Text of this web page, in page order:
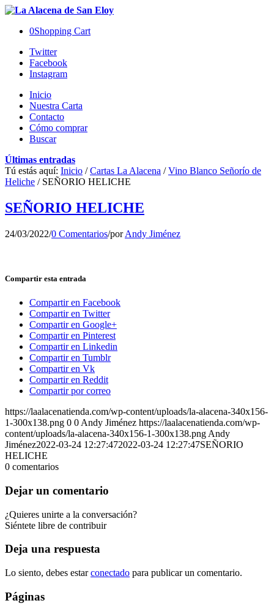
0Shopping Cart
Twitter
Facebook
Instagram
Inicio
Nuestra Carta
Contacto
Cómo comprar
Buscar
Últimas entradas
Tú estás aquí: Inicio / Cartas La Alacena / Vino Blanco Señorío de
Heliche / SEÑORIO HELICHE
SEÑORIO HELICHE
24/03/2022/0 Comentarios/porAndy Jiménez
Compartir esta entrada
Compartir en Facebook
Compartir en Twitter
Compartir en Google+
Compartir en Pinterest
Compartir en Linkedin
Compartir en Tumblr
Compartir en Vk
Compartir en Reddit
Compartir por correo
https://laalacenatienda.com/wp-content/uploads/la-alacena-340x156-
1-300x138.png 0 0 Andy Jiménez https://laalacenatienda.com/wp-
content/uploads/la-alacena-340x156-1-300x138.png Andy
Jiménez2022-03-24 12:27:472022-03-24 12:27:47SEÑORIO
HELICHE
0 comentarios
Dejar un comentario
¿Quieres unirte a la conversación?
Siéntete libre de contribuir
Deja una respuesta
Lo siento, debes estarconectado para publicar un comentario.
Páginas